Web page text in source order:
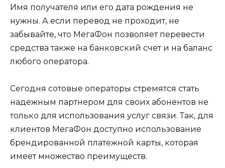
Имя получателя или его дата рождения не
нужны. А если перевод не проходит, не
забывайте, что МегаФон позволяет перевести
средства также на банковский счет и на баланс
любого оператора.
Сегодня сотовые операторы стремятся стать
надежным партнером для своих абонентов не
только для использования услуг связи. Так, для
клиентов МегаФон доступно использование
брендированной платежной карты, которая
имеет множество преимуществ.